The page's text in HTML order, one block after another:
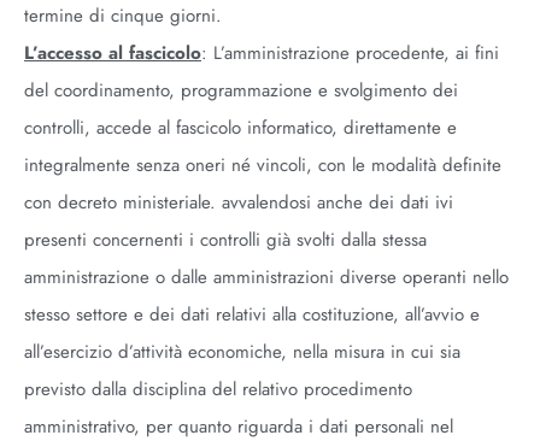
termine di cinque giorni.
L’accesso al fascicolo: L’amministrazione procedente, ai fini
del coordinamento, programmazione e svolgimento dei
controlli, accede al fascicolo informatico, direttamente e
integralmente senza oneri né vincoli, con le modalità definite
con decreto ministeriale. avvalendosi anche dei dati ivi
presenti concernenti i controlli già svolti dalla stessa
amministrazione o dalle amministrazioni diverse operanti nello
stesso settore e dei dati relativi alla costituzione, all’avvio e
all’esercizio d’attività economiche, nella misura in cui sia
previsto dalla disciplina del relativo procedimento
amministrativo, per quanto riguarda i dati personali nel